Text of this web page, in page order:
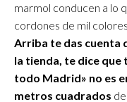
marmol conducen a lo
cordones de mil
Arriba te das cuenta
la tienda, te dice que
todo Madrid» no es
metros cuadrados